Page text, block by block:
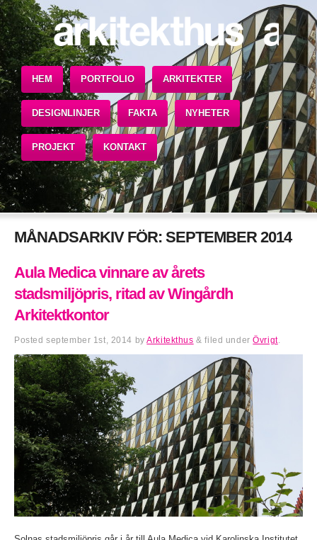
HEM PORTFOLIO ARKITEKTER
DESIGNLINJER FAKTA NYHETER
PROJEKT KONTAKT
MÅNADSARKIV FÖR: SEPTEMBER 2014
Aula Medica vinnare av årets
stadsmiljöpris, ritad av Wingårdh
Arkitektkontor
Postedseptember 1st, 2014 byArkitekthus & filed underÖvrigt.